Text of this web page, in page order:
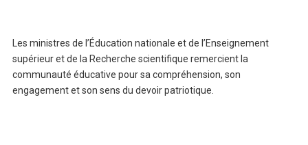
Les ministres de l’Éducation nationale et de l’Enseignement
supérieur et de la Recherche scientifique remercient la
communauté éducative pour sa compréhension, son
engagement et son sens du devoir patriotique.